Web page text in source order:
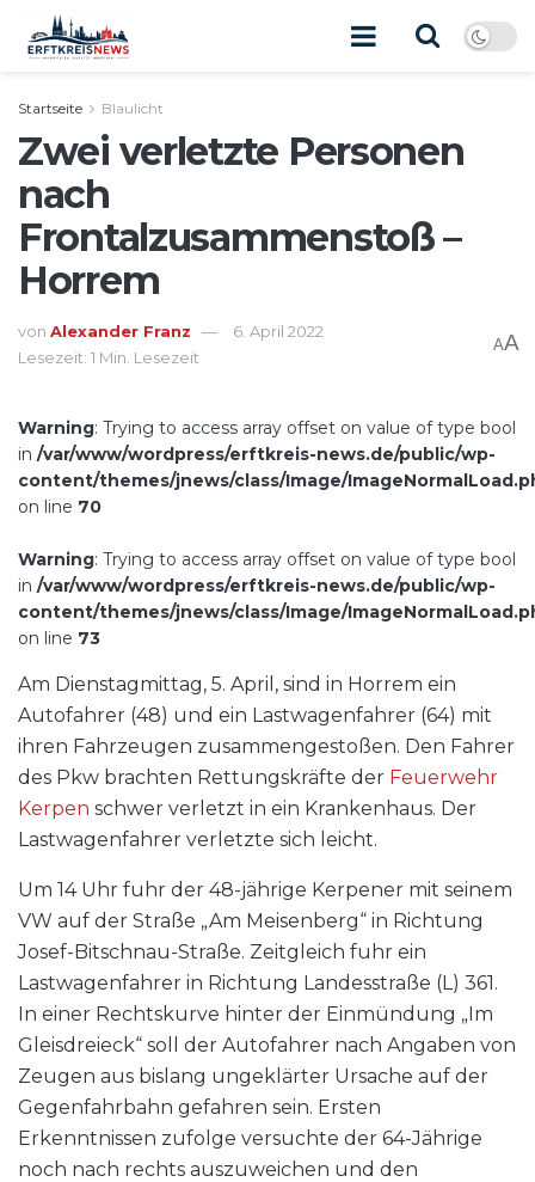
Startseite Blaulicht
Zwei verletzte Personen
nach
Frontalzusammenstoß –
Horrem
von Alexander Franz
6. April 2022
Lesezeit: 1 Min. Lesezeit
AA
Warning: Trying to access array offset on value of type bool
in /var/www/wordpress/erftkreis-news.de/public/wp-
content/themes/jnews/class/Image/
on line 70
Warning: Trying to access array offset on value of type bool
in /var/www/wordpress/erftkreis-news.de/public/wp-
content/themes/jnews/class/Image/
on line 73
Am Dienstagmittag, 5. April, sind in Horrem ein
Autofahrer (48) und ein Lastwagenfahrer (64) mit
ihren Fahrzeugen zusammengestoßen. Den Fahrer
des Pkw brachten Rettungskräfte der Feuerwehr
Kerpen schwer verletzt in ein Krankenhaus. Der
Lastwagenfahrer verletzte sich leicht.
Um 14 Uhr fuhr der 48-jährige Kerpener mit seinem
VW auf der Straße „Am Meisenberg“ in Richtung
Josef-Bitschnau-Straße. Zeitgleich fuhr ein
Lastwagenfahrer in Richtung Landesstraße (L) 361.
In einer Rechtskurve hinter der Einmündung „Im
Gleisdreieck“ soll der Autofahrer nach Angaben von
Zeugen aus bislang ungeklärter Ursache auf der
Gegenfahrbahn gefahren sein. Ersten
Erkenntnissen zufolge versuchte der 64-Jährige
noch nach rechts auszuweichen und den